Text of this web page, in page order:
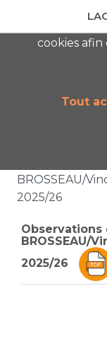
BROSSEAU/
2025/26
Observations
BROSSEAU/
2025/26
cookies
Tout